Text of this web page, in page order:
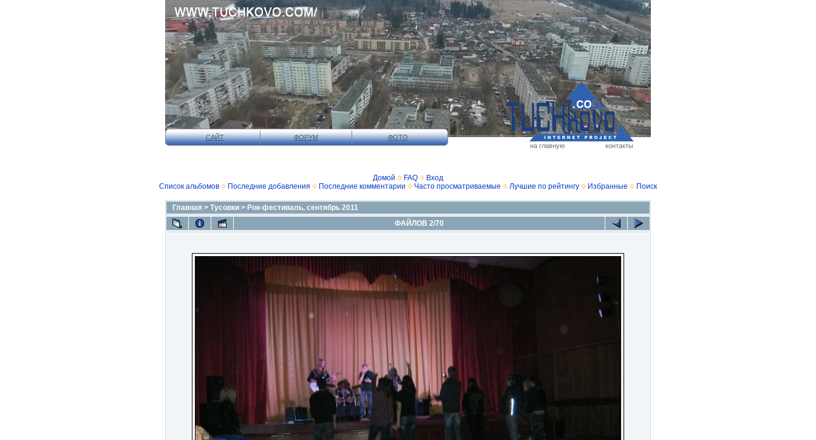
САЙТ ФОРУМ
ФОТО
на главную
контакты
Домой FAQ
Вход
Список альбомов
Последние добавления Последние комментарии Часто просматриваемые Лучшие по рейтингу Избранные Поиск
Главная > Тусовки > Рок-фестиваль, сентябрь 2011
ФАЙЛОВ 2/70